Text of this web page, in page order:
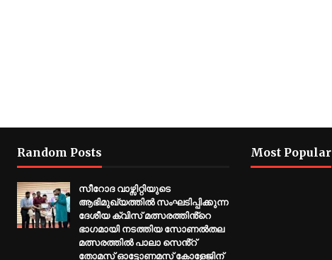
Random Posts
സീറോദ വാഴ്സിറ്റിയുടെ
ആഭിമുഖ്യത്തിൽ സംഘടിപ്പിക്കുന്ന
ദേശീയ ക്വിസ് മത്സരത്തിൻ്റെ
ഭാഗമായി നടത്തിയ സോണൽതല
മത്സരത്തിൽ പാലാ സെൻ്റ്
തോമസ് ഓട്ടോണമസ് കോളേജിന്
Most Popular